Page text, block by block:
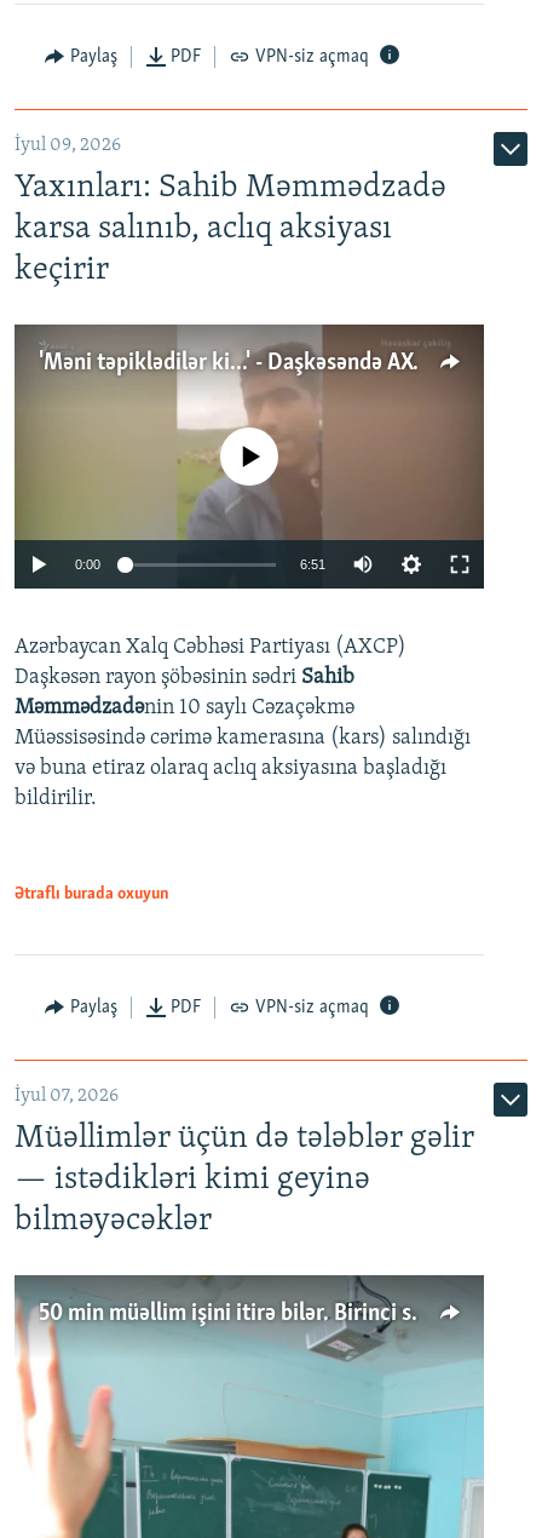
Paylaş PDF VPN-siz açmaq
İyul 09, 2026
Yaxınları: Sahib Məmmədzadə
karsa salınıb, aclıq aksiyası
keçirir
'Məni təpiklədilər ki...' - Daşkəsəndə AXCP fəalının yaxınları onun həbsinə etiraz edirlər
Auto 240p 360p
720p 1080p
No media source currently available
0:00 6:51
360p
720p
1080p
Azərbaycan Xalq Cəbhəsi Partiyası (AXCP)
Daşkəsən rayon şöbəsinin sədri Sahib
Məmmədzadənin 10 saylı Cəzaçəkmə
Müəssisəsində cərimə kamerasına (kars) salındığı
və buna etiraz olaraq aclıq aksiyasına başladığı
bildirilir.
Ətraflı burada oxuyun
Paylaş PDF VPN-siz açmaq
İyul 07, 2026
Müəllimlər üçün də tələblər gəlir
— istədikləri kimi geyinə
bilməyəcəklər
50 min müəllim işini itirə bilər. Birinci sinfə gedənlər azalır